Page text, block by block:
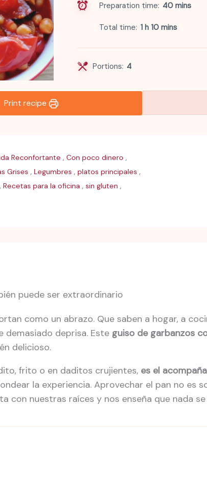
Preparation time 40 mins
Total time 1 h 10 mins
Portions: 4
Print recipe
Reconfortante , Con poco dinero ,
Grises , Legumbres , platos principales ,
, Recetas para la oficina , sin gluten ,
puede ser extraordinario
como un abrazo. Que saben a hogar, a
demasiado deprisa. Este guiso de garbanzos
delicioso.
frito o en daditos crujientes, es el
la experiencia. Aprovechar el pan no es
con nuestras raíces y nos enseña que nada